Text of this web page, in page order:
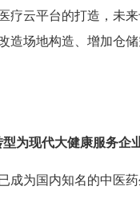
云平台的打造，未来
造场地构造、增加仓
为现代大健康服务企
为国内知名的中医药